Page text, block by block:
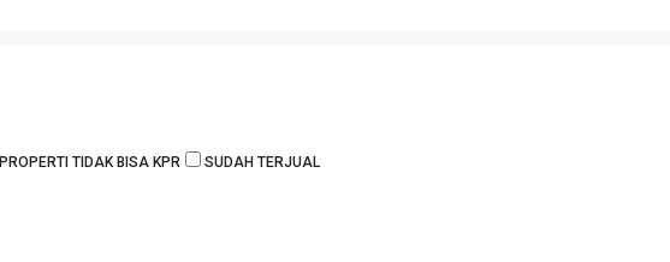
PROPERTI TIDAK BISA KPR SUDAH TERJUAL